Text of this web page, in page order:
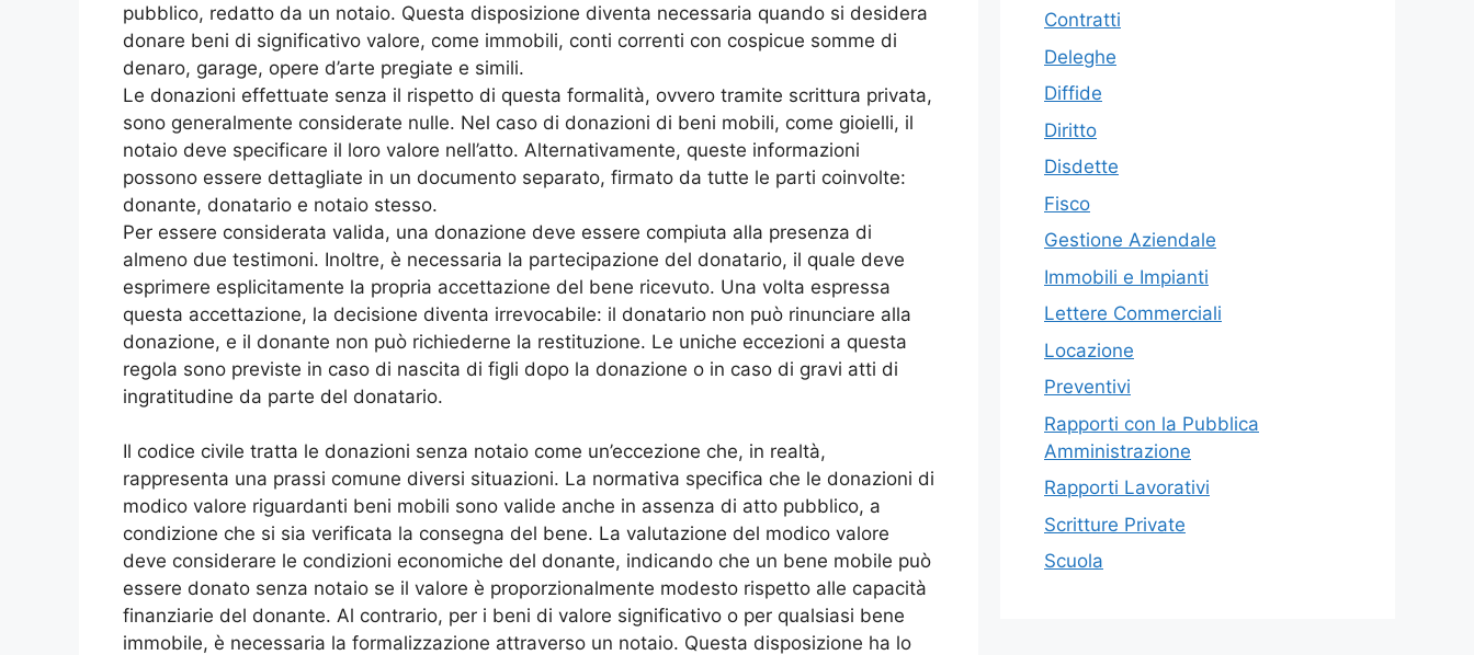
pubblico, redatto da un notaio. Questa disposizione diventa necessaria quando si desidera
donare beni di significativo valore, come immobili, conti correnti con cospicue somme di
denaro, garage, opere d’arte pregiate e simili.
Le donazioni effettuate senza il rispetto di questa formalità, ovvero tramite scrittura privata,
sono generalmente considerate nulle. Nel caso di donazioni di beni mobili, come gioielli, il
notaio deve specificare il loro valore nell’atto. Alternativamente, queste informazioni
possono essere dettagliate in un documento separato, firmato da tutte le parti coinvolte:
donante, donatario e notaio stesso.
Per essere considerata valida, una donazione deve essere compiuta alla presenza di
almeno due testimoni. Inoltre, è necessaria la partecipazione del donatario, il quale deve
esprimere esplicitamente la propria accettazione del bene ricevuto. Una volta espressa
questa accettazione, la decisione diventa irrevocabile: il donatario non può rinunciare alla
donazione, e il donante non può richiederne la restituzione. Le uniche eccezioni a questa
regola sono previste in caso di nascita di figli dopo la donazione o in caso di gravi atti di
ingratitudine da parte del donatario.
Il codice civile tratta le donazioni senza notaio come un’eccezione che, in realtà,
rappresenta una prassi comune diversi situazioni. La normativa specifica che le donazioni di
modico valore riguardanti beni mobili sono valide anche in assenza di atto pubblico, a
condizione che si sia verificata la consegna del bene. La valutazione del modico valore
deve considerare le condizioni economiche del donante, indicando che un bene mobile può
essere donato senza notaio se il valore è proporzionalmente modesto rispetto alle capacità
finanziarie del donante. Al contrario, per i beni di valore significativo o per qualsiasi bene
immobile, è necessaria la formalizzazione attraverso un notaio. Questa disposizione ha lo
Contratti
Deleghe
Diffide
Diritto
Disdette
Fisco
Gestione Aziendale
Immobili e Impianti
Lettere Commerciali
Locazione
Preventivi
Rapporti con la Pubblica
Amministrazione
Rapporti Lavorativi
Scritture Private
Scuola